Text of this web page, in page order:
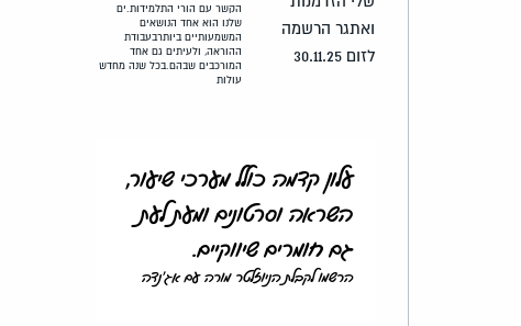
הקשר עם הורי התלמידות.ים
שלנו הוא אחד הנושאים
המשמעותיים ביותרבעבודת
ההוראה, ולעיתים גם אחד
המורכבים שבהם.בכל שנה מחדש
עולות
עלון קדמה כולל מערכי שיעור,
השראה וסרטונים ומעת לעת
גם חומרים שיווקיים.
הרשמו לקבלת הניוזלטר מורה עם אג'נדה